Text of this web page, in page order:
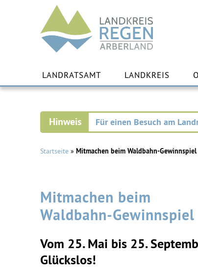
Landkreis
Regen
LANDRATSAMT LANDKREIS
Für einen Besuch am
Startseite » Mitmachen beim Waldbahn-Gewinnspiel
Mitmachen beim
Waldbahn-Gewinnspiel
Vom 25. Mai bis 25.
Glückslos!